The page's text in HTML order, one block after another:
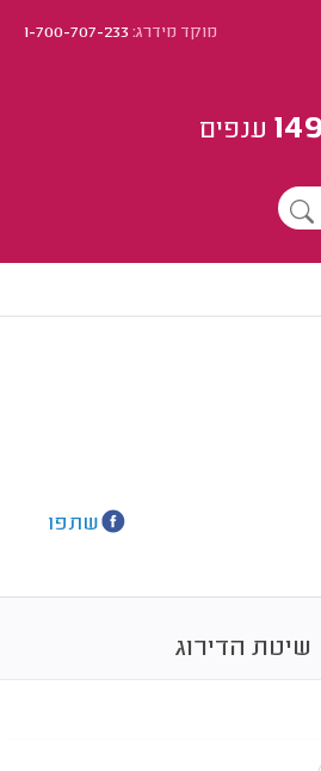
מוקד מידרג:1-700-707-233
149 ענפים
שתפו
שיטת הדירוג